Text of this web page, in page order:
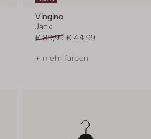
Vingino
Jack
€ 89,99 € 44,99
+ mehr farben